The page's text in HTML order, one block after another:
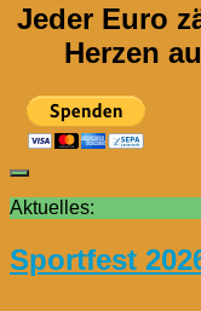
Jeder Euro
Herzen
Aktuelles:
Sportfest